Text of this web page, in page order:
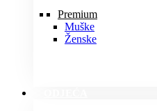
Premium
Muške
Ženske